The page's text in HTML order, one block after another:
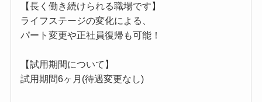
【長く働き続けられる職場です】
ライフステージの変化による、
パート変更や正社員復帰も可能！
【試用期間について】
試用期間6ヶ月(待遇変更なし)